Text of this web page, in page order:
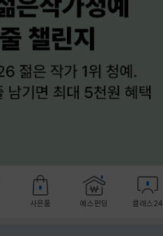
사은품 예스펀딩 클래스24